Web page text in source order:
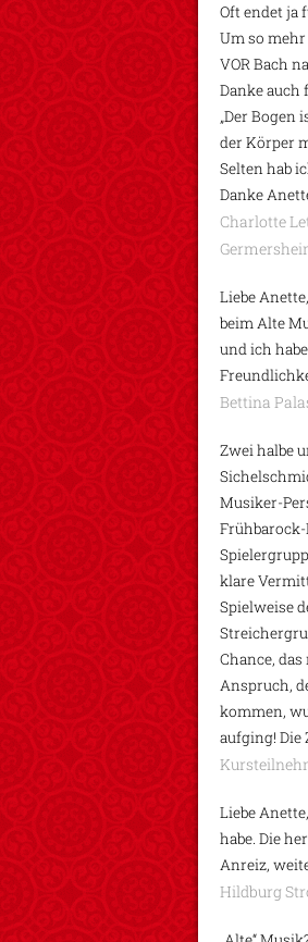
Oft endet ja
Um so
VOR Bach
Danke auch
„Der Bogen
der Körper
Selten hab
Danke
Charlotte
Liebe
beim Alte
und ich
Bettina
Zwei halbe
Musiker-
klare
Spielweise
Chance,
Anspruch,
kommen,
aufging! Die
Liebe
habe. Die
Anreiz,
Hildburg